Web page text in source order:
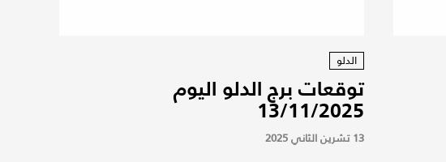
الدلو
توقعات برج الدلو اليوم
13/11/2025
13 تشرين الثاني 2025